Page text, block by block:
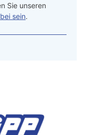
Sie unseren
sein.